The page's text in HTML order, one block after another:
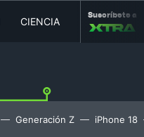
CIENCIA MOVILIDAD
Suscríbete a
Generación Z iPhone 18